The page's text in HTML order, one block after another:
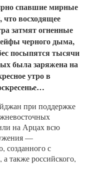
спавшие мирные
что восходящее
затмят огненные
черного дыма,
посыпятся тысячи
была заряжена на
утро в
при поддержке
на Арцах всю
—
созданного с
также российского,